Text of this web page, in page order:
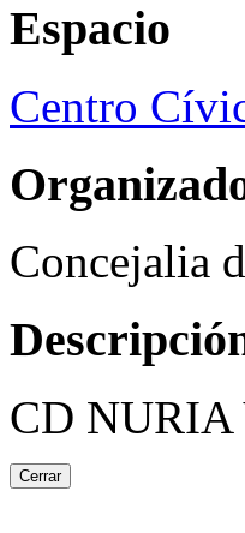
Espacio
Centro
Concejalia
CD
Cerrar